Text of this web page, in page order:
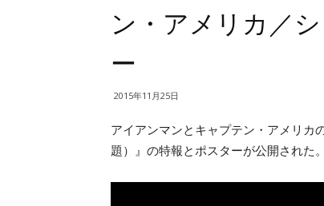
ン・アメリカ／
ー
2015年11月25日
アイアンマンとキャプテン・アメリカ
題）』の特報とポスターが公開された。